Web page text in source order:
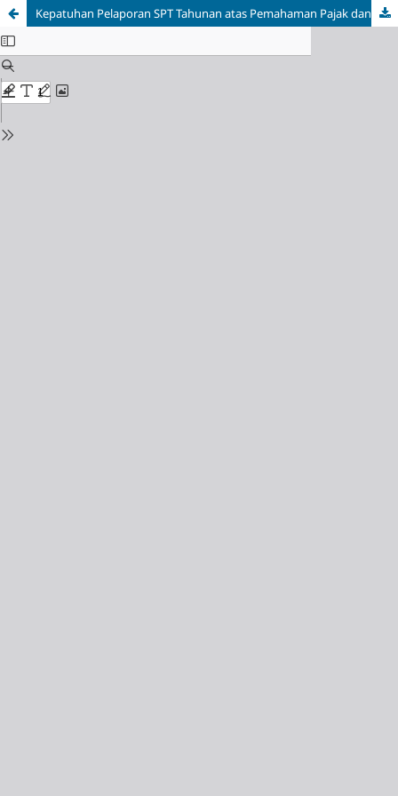
Kepatuhan Pelaporan SPT Tahunan atas Pemahaman Pajak dan Kualitas Pelayanan Fiskus pada Wajib Pajak Orang Pribadi di KPP Pratama Cileungsi